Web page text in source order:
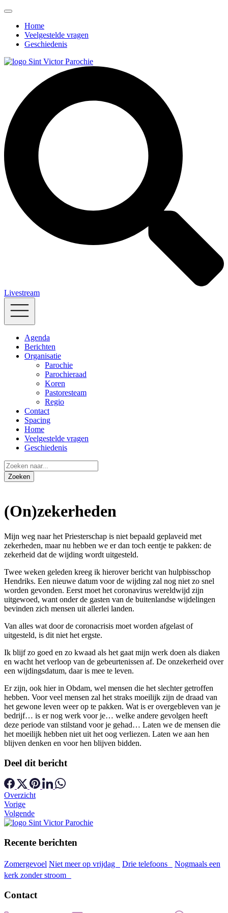
Home
Veelgestelde vragen
Geschiedenis
Livestream
Agenda
Berichten
Organisatie
Parochie
Parochieraad
Koren
Pastoresteam
Regio
Contact
Spacing
Home
Veelgestelde vragen
Geschiedenis
(On)zekerheden
Mijn weg naar het Priesterschap is niet bepaald geplaveid met
zekerheden, maar nu hebben we er dan toch eentje te pakken: de
zekerheid dat de wijding wordt uitgesteld.
Twee weken geleden kreeg ik hierover bericht van hulpbisschop
Hendriks. Een nieuwe datum voor de wijding zal nog niet zo snel
worden gevonden. Eerst moet het coronavirus wereldwijd zijn
uitgewoed, want onder de gasten van de buitenlandse wijdelingen
bevinden zich mensen uit allerlei landen.
Van alles wat door de coronacrisis moet worden afgelast of
uitgesteld, is dit niet het ergste.
Ik blijf zo goed en zo kwaad als het gaat mijn werk doen als diaken
en wacht het verloop van de gebeurtenissen af. De onzekerheid over
een wijdingsdatum, daar is mee te leven.
Er zijn, ook hier in Obdam, wel mensen die het slechter getroffen
hebben. Voor veel mensen zal het straks moeilijk zijn de draad van
het gewone leven weer op te pakken. Wat is er overgebleven van je
bedrijf… is er nog werk voor je… welke andere gevolgen heeft
deze periode van stilstand voor je gehad… Laten we de mensen die
het moeilijk hebben niet uit het oog verliezen. Laten we aan hen
blijven denken en voor hen blijven bidden.
Deel dit bericht
Overzicht
Vorige
Volgende
Recente berichten
Zomergevoel Niet meer op vrijdag Drie telefoons
Nogmaals een
kerk zonder stroom
Contact